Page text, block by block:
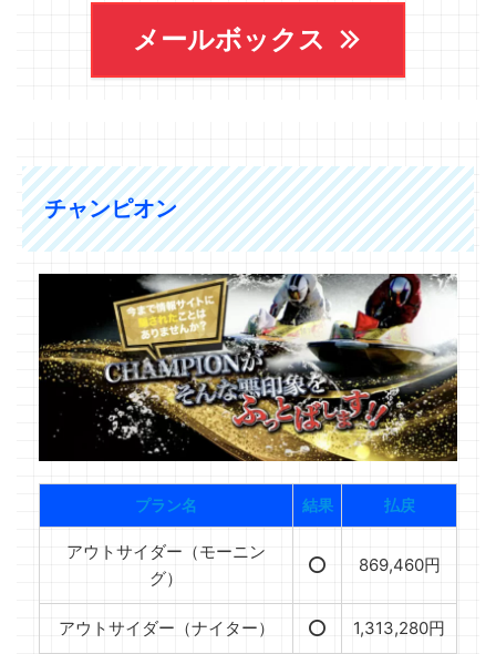
メールボックス
チャンピオン
プラン名 結果 払戻
アウトサイダー（モーニン
グ）
⭕️ 869,460円
アウトサイダー（ナイター） ⭕️ 1,313,280円